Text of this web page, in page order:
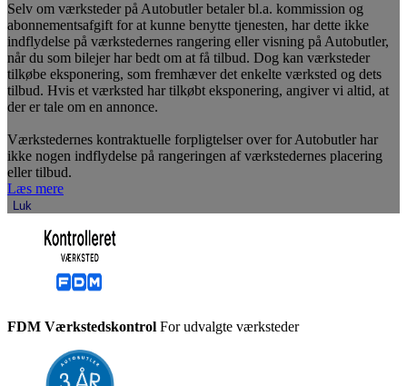
Selv om værksteder på Autobutler betaler bl.a. kommission og
abonnementsafgift for at kunne benytte tjenesten, har dette ikke
indflydelse på værkstedernes rangering eller visning på Autobutler,
når du som bilejer har bedt om at få tilbud. Dog kan værksteder
tilkøbe eksponering, som fremhæver det enkelte værksted og dets
tilbud. Hvis et værksted har tilkøbt eksponering, angiver vi altid, at
der er tale om en annonce.
Værkstedernes kontraktuelle forpligtelser over for Autobutler har
ikke nogen indflydelse på rangeringen af værkstedernes placering
eller tilbud.
Læs mere
Luk
FDM Værkstedskontrol For udvalgte værksteder